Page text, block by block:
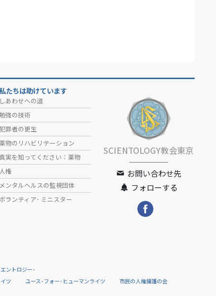
たちは助けています
しあわせへの道
強の技術
犯罪者の更生
薬物のリハビリテーション
実を知ってください：薬物
人権
メンタルヘルスの監視団体
ボランティア･ ミニスター
SCIENTOLOGY教会東京
お問い合わせ先
フォローする
ントロジー･
ツ ユース･フォー･ヒューマンライツ 市民の人権擁護の会